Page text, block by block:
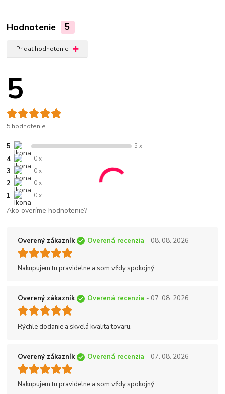
Hodnotenie 5
Pridať hodnotenie
5
5 hodnotenie
5 5 x
4 0 x
3 0 x
2 0 x
1 0 x
Ako overíme hodnotenie?
Overený zákazník Overená recenzia - 08. 08. 2026
Nakupujem tu pravidelne a som vždy spokojný.
Overený zákazník Overená recenzia - 07. 08. 2026
Rýchle dodanie a skvelá kvalita tovaru.
Overený zákazník Overená recenzia - 07. 08. 2026
Nakupujem tu pravidelne a som vždy spokojný.